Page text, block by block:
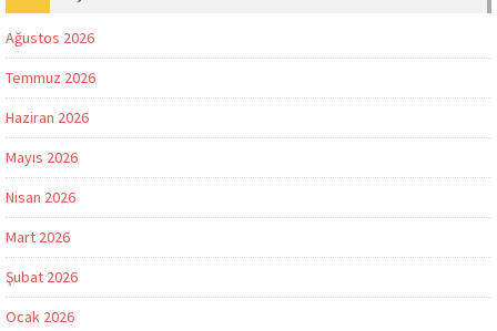
Ağustos 2026
Temmuz 2026
Haziran 2026
Mayıs 2026
Nisan 2026
Mart 2026
Şubat 2026
Ocak 2026